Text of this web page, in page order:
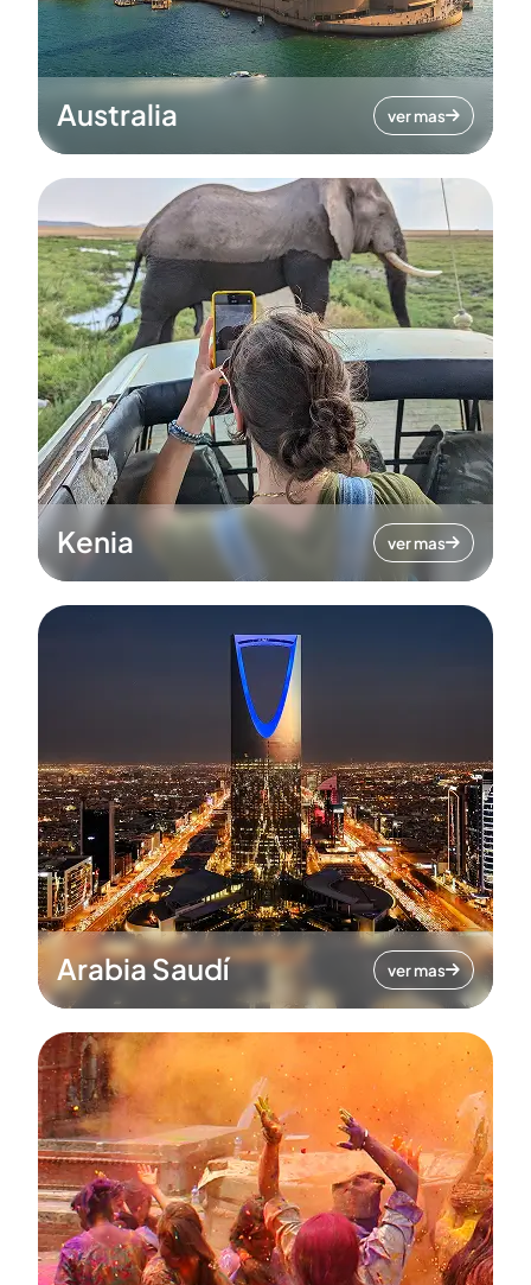
Australia ver mas
Kenia ver mas
Arabia Saudí ver mas